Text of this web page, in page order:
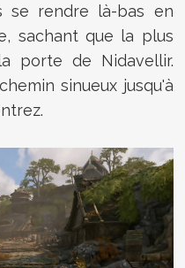
se rendre là-bas en
sachant que la plus
porte de Nidavellir.
sinueux jusqu'à